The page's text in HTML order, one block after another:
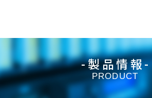
-製品情報-
PRODUCT